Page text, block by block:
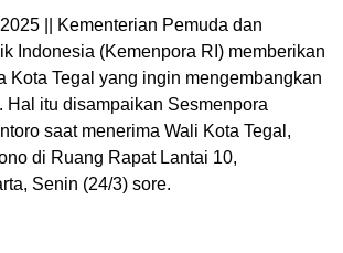
|| Kementerian Pemuda dan
Indonesia (Kemenpora RI) memberikan
Kota Tegal yang ingin mengembangkan
Hal itu disampaikan Sesmenpora
saat menerima Wali Kota Tegal,
di Ruang Rapat Lantai 10,
Senin (24/3) sore.